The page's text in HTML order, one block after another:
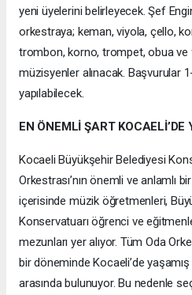
yeni üyelerini belirleyecek. Şef
orkestraya; keman, viyola, çello,
trombon, korno, trompet, obua ve
müzisyenler alınacak. Başvurular
yapılabilecek.
EN ÖNEMLİ ŞART KOCAELİ’DE
Kocaeli Büyükşehir Belediyesi
Orkestrası’nın önemli ve anlamlı
içerisinde müzik öğretmenleri,
Konservatuarı öğrenci ve
mezunları yer alıyor. Tüm Oda
bir döneminde Kocaeli’de
arasında bulunuyor. Bu nedenle